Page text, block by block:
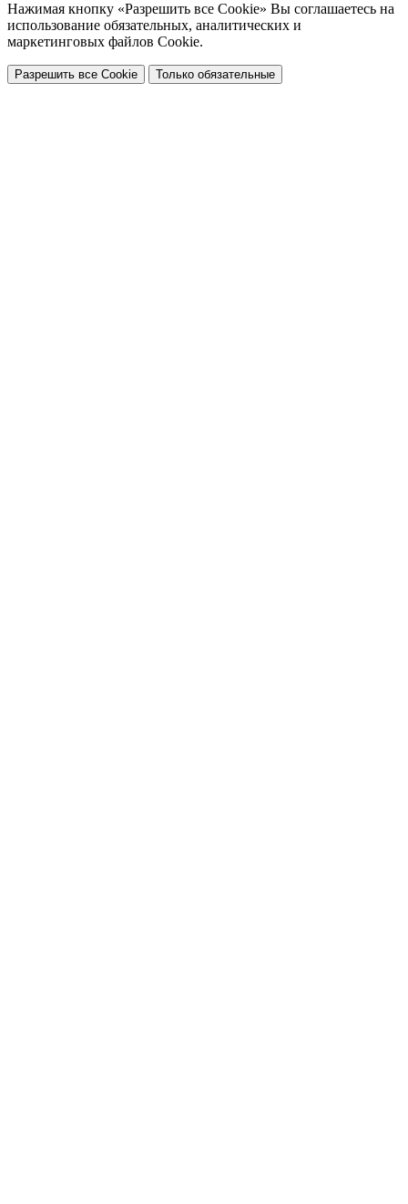
Нажимая кнопку «Разрешить все Cookie» Вы соглашаетесь на
использование обязательных, аналитических и
маркетинговых файлов Cookie.
Разрешить все Cookie Только обязательные